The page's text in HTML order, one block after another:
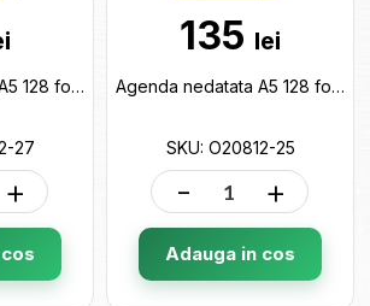
Agenda nedatata A5 128 foi cu elastic Success (cop.tare) linii O20812-27
27
+
135 lei
Agenda nedatata A5 128 foi cu elastic Dream big(cop.tare) linii O20812-25
SKU: O20812-25
- +
Adauga in cos